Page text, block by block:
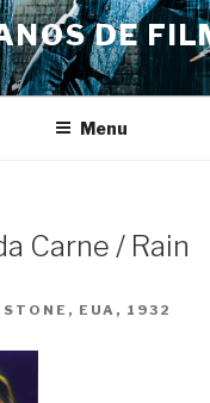
DE
Menu
Carne / Rain
EUA, 1932